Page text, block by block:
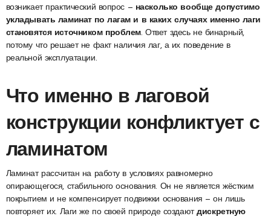
возникает практический вопрос — насколько вообще допустимо
укладывать ламинат по лагам и в каких случаях именно лаги
становятся источником проблем. Ответ здесь не бинарный,
потому что решает не факт наличия лаг, а их поведение в
реальной эксплуатации.
Что именно в лаговой
конструкции конфликтует с
ламинатом
Ламинат рассчитан на работу в условиях равномерно
опирающегося, стабильного основания. Он не является жёстким
покрытием и не компенсирует подвижки основания — он лишь
повторяет их. Лаги же по своей природе создаютдискретную